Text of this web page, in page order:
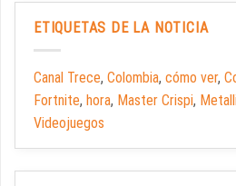
ETIQUETAS DE LA NOTICIA
Canal Trece, Colombia, cómo ver,
Fortnite, hora, Master Crispi,
Videojuegos